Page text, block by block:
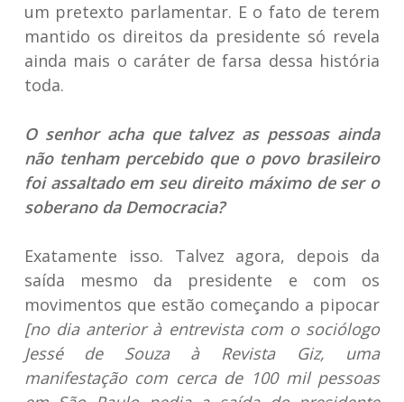
um pretexto parlamentar. E o fato de terem
mantido os direitos da presidente só revela
ainda mais o caráter de farsa dessa história
toda.
O senhor acha que talvez as pessoas ainda
não tenham percebido que o povo brasileiro
foi assaltado em seu direito máximo de ser o
soberano da Democracia?
Exatamente isso. Talvez agora, depois da
saída mesmo da presidente e com os
movimentos que estão começando a pipocar
[no dia anterior à entrevista com o sociólogo
Jessé de Souza à Revista Giz, uma
manifestação com cerca de 100 mil pessoas